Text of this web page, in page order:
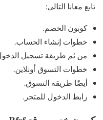
تابع معانا التالى:
كوبون الخصم.
خطوات إنشاء الحساب.
من ثم طريقة تسجيل
خطوات التسوق أونلاين.
أيضًا طريقة التسوق.
رابط الدخول للمتجر.